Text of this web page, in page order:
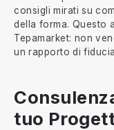
consigli mirati su
della forma. Questo
Tepamarket: non
un rapporto di
tuo